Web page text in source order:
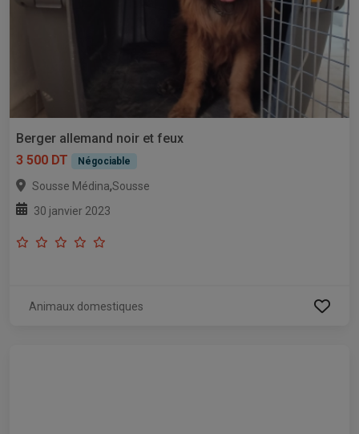
Berger allemand noir et feux
3 500 DT
Négociable
Sousse Médina,Sousse
30 janvier 2023
Animaux domestiques